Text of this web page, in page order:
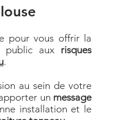
pour vous offrir la
public aux risques
.
au sein de votre
un message
installation et le